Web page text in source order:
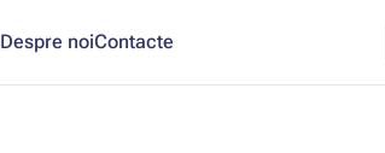
Despre noiContacte